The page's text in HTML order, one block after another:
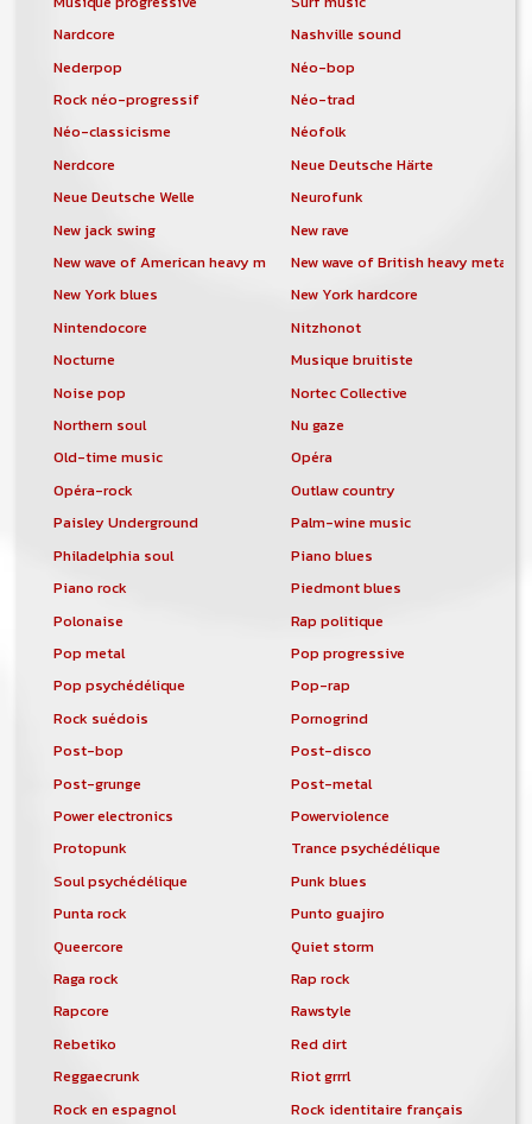
Nardcore
Nashville sound
Nederpop
Néo-bop
Rock néo-progressif
Néo-trad
Néo-classicisme
Néofolk
Nerdcore
Neue Deutsche Härte
Neue Deutsche Welle
Neurofunk
New jack swing
New rave
New wave of American heavy metalNew wave of British heavy metal
New York blues
New York hardcore
Nintendocore
Nitzhonot
Nocturne
Musique bruitiste
Noise pop
Nortec Collective
Northern soul
Nu gaze
Old-time music
Opéra
Opéra-rock
Outlaw country
Paisley Underground
Palm-wine music
Philadelphia soul
Piano blues
Piano rock
Piedmont blues
Polonaise
Rap politique
Pop metal
Pop progressive
Pop psychédélique
Pop-rap
Rock suédois
Pornogrind
Post-bop
Post-disco
Post-grunge
Post-metal
Power electronics
Powerviolence
Protopunk
Trance psychédélique
Soul psychédélique
Punk blues
Punta rock
Punto guajiro
Queercore
Quiet storm
Raga rock
Rap rock
Rapcore
Rawstyle
Rebetiko
Red dirt
Reggaecrunk
Riot grrrl
Rock en espagnol
Rock identitaire français